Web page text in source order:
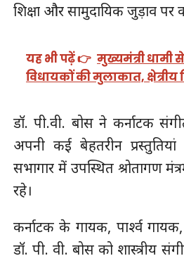
शिक्षा और सामुदायिक जुड़ाव पर
यह भी पढ़ें 👉 मुख्यमंत्री धामी से
विधायकों की मुलाकात, क्षेत्रीय
डॉ. पी.वी. बोस ने कर्नाटक
अपनी कई बेहतरीन प्रस्तुतियां
सभागार में उपस्थित श्रोतागण
रहे।
कर्नाटक के गायक, पार्श्व
डॉ. पी. वी. बोस को शास्त्रीय